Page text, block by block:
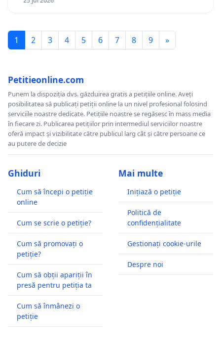
1 2 3 4 5 6 7 8 9 »
Petitieonline.com
Punem la dispoziția dvs. găzduirea gratis a petițiile online. Aveți
posibilitatea să publicați petiții online la un nivel profesional folosind
serviciile noastre dedicate. Petițiile noastre se regăsesc în mass media
în fiecare zi. Publicarea petițiilor prin intermediul serviciilor noastre
oferă impact și vizibilitate către publicul larg cât și către persoane ce
au putere de decizie
Ghiduri
Cum să începi o petiție
online
Cum se scrie o petiție?
Cum să promovați o
petiție?
Cum să obții apariții în
presă pentru petiția ta
Cum să înmânezi o
petiție
Mai multe
Inițiază o petiție
Politică de
confidențialitate
Gestionați cookie-urile
Despre noi